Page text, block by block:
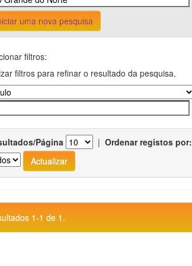
uma nova pesquisa
filtros:
filtros para refinar o resultado da pesquisa.
Página | Ordenar registos por:
1-1 de 1.